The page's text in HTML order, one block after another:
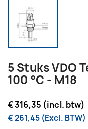
5 Stuks VDO
100 °C - M18
€ 316,35 (incl. btw)
€ 261,45 (Excl. BTW)